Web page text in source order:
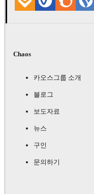
Chaos
카오스그룹 소개
블로그
보도자료
뉴스
구인
문의하기